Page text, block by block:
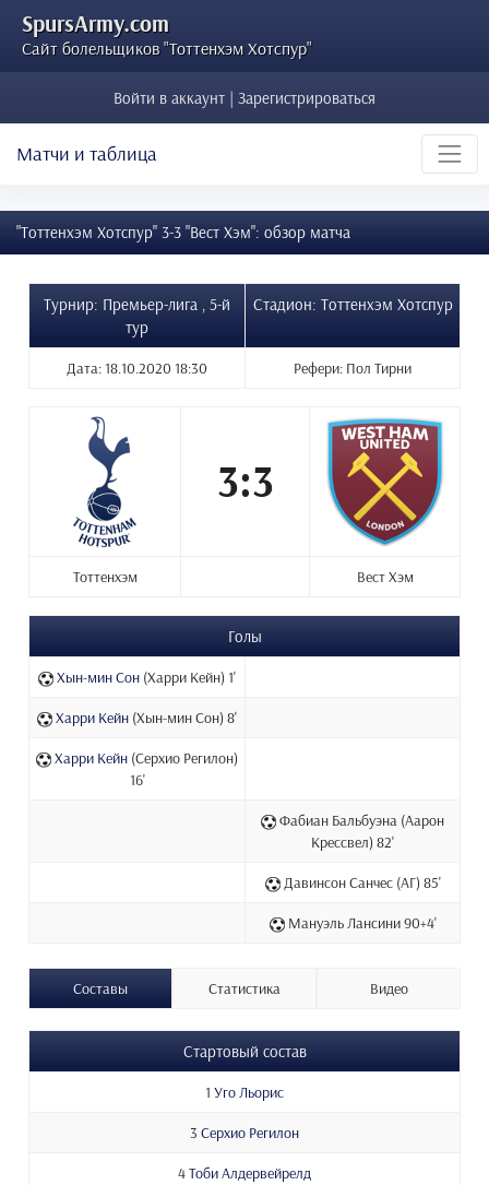
SpursArmy.com
Сайт болельщиков "Тоттенхэм Хотспур"
Войти в аккаунт | Зарегистрироваться
Матчи и таблица
"Тоттенхэм Хотспур" 3-3 "Вест Хэм": обзор матча
Турнир: Премьер-лига , 5-й
тур
Стадион: Тоттенхэм Хотспур
Дата: 18.10.2020 18:30 Рефери: Пол Тирни
3:3
Тоттенхэм Вест Хэм
Голы
Хын-мин Сон (Харри Кейн) 1'
Харри Кейн (Хын-мин Сон) 8'
Харри Кейн (Серхио Регилон)
16'
Фабиан Бальбуэна (Аарон
Крессвел) 82'
Давинсон Санчес (АГ) 85'
Мануэль Лансини 90+4'
Составы Статистика Видео
Стартовый состав
1 Уго Льорис
3 Серхио Регилон
4Тоби Алдервейрелд